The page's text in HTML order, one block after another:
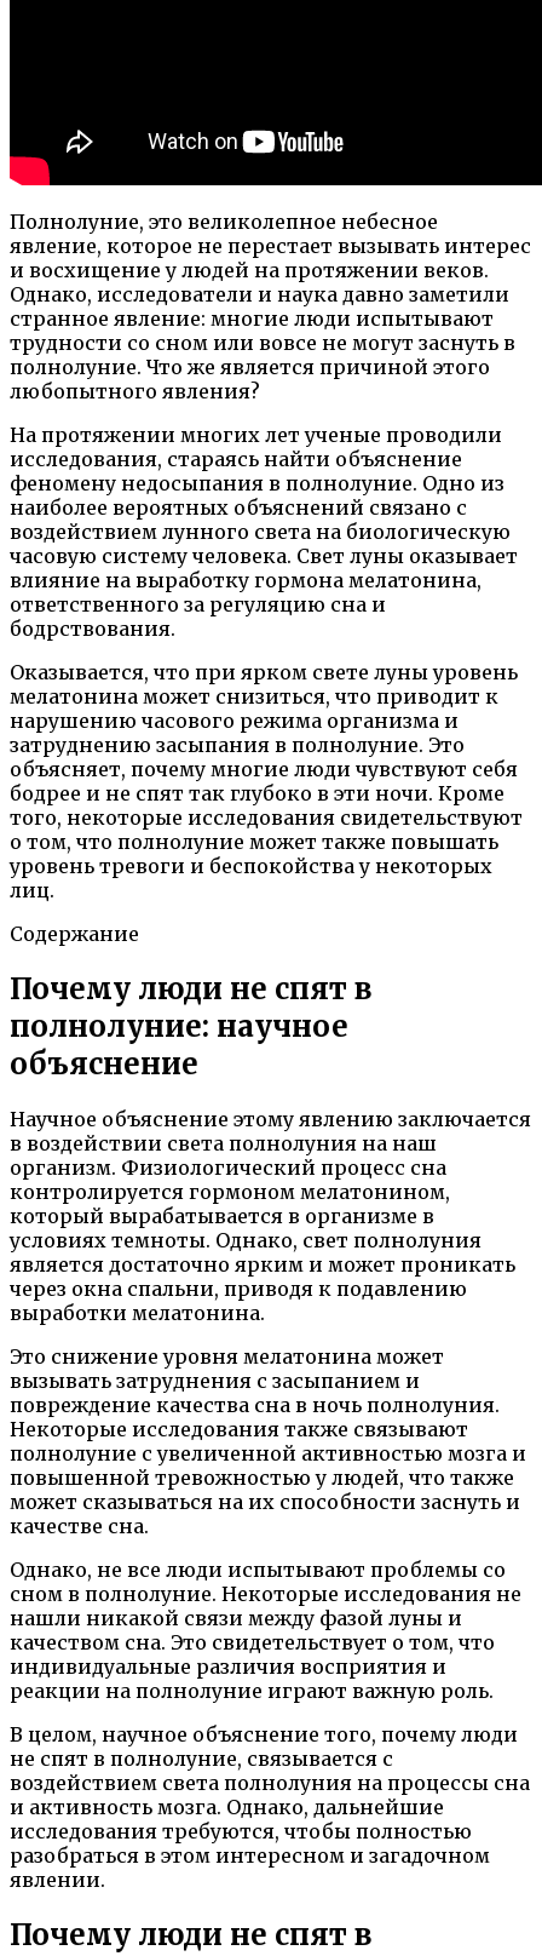
Полнолуние, это великолепное небесное
явление, которое не перестает вызывать интерес
и восхищение у людей на протяжении веков.
Однако, исследователи и наука давно заметили
странное явление: многие люди испытывают
трудности со сном или вовсе не могут заснуть в
полнолуние. Что же является причиной этого
любопытного явления?
На протяжении многих лет ученые проводили
исследования, стараясь найти объяснение
феномену недосыпания в полнолуние. Одно из
наиболее вероятных объяснений связано с
воздействием лунного света на биологическую
часовую систему человека. Свет луны оказывает
влияние на выработку гормона мелатонина,
ответственного за регуляцию сна и
бодрствования.
Оказывается, что при ярком свете луны уровень
мелатонина может снизиться, что приводит к
нарушению часового режима организма и
затруднению засыпания в полнолуние. Это
объясняет, почему многие люди чувствуют себя
бодрее и не спят так глубоко в эти ночи. Кроме
того, некоторые исследования свидетельствуют
о том, что полнолуние может также повышать
уровень тревоги и беспокойства у некоторых
лиц.
Содержание
Почему люди не спят в
полнолуние: научное
объяснение
Научное объяснение этому явлению заключается
в воздействии света полнолуния на наш
организм. Физиологический процесс сна
контролируется гормоном мелатонином,
который вырабатывается в организме в
условиях темноты. Однако, свет полнолуния
является достаточно ярким и может проникать
через окна спальни, приводя к подавлению
выработки мелатонина.
Это снижение уровня мелатонина может
вызывать затруднения с засыпанием и
повреждение качества сна в ночь полнолуния.
Некоторые исследования также связывают
полнолуние с увеличенной активностью мозга и
повышенной тревожностью у людей, что также
может сказываться на их способности заснуть и
качестве сна.
Однако, не все люди испытывают проблемы со
сном в полнолуние. Некоторые исследования не
нашли никакой связи между фазой луны и
качеством сна. Это свидетельствует о том, что
индивидуальные различия восприятия и
реакции на полнолуние играют важную роль.
В целом, научное объяснение того, почему люди
не спят в полнолуние, связывается с
воздействием света полнолуния на процессы сна
и активность мозга. Однако, дальнейшие
исследования требуются, чтобы полностью
разобраться в этом интересном и загадочном
явлении.
Почему люди не спят в